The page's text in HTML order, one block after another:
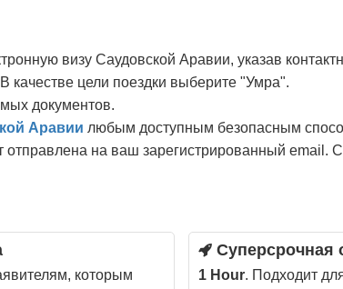
визу Саудовской Аравии, указав
цели поездки выберите "Умра".
документов.
Аравии любым доступным безопасным
отправлена на ваш зарегистрированный email.
которым
Суперсрочная
1 Hour. Подходит